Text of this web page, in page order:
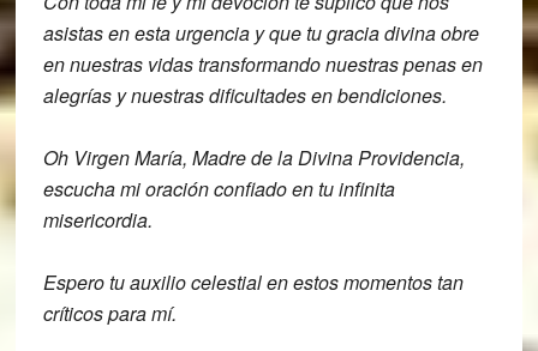
asistas en estaurgencia y que tu gracia divina obre
ennuestras vidas transformando nuestraspenas en
alegrías y nuestrasdificultades en bendiciones.
Oh VirgenMaría, Madre de la Divina Providencia,
escucha mi oración confiado en tuinfinita
misericordia.
Espero tu auxiliocelestial en estos momentos tan
críticospara mí.